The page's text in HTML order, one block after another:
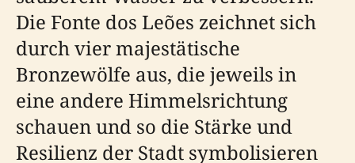
Die Fonte dos Leões zeichnet sich
durch vier majestätische
Bronzewölfe aus, die jeweils in
eine andere Himmelsrichtung
schauen und so die Stärke und
Resilienz der Stadt symbolisieren